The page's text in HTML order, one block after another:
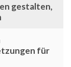
gestalten,
für